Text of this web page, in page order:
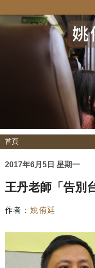
2017年6月5日 星期一
王丹老師「告別
作者：姚侑廷